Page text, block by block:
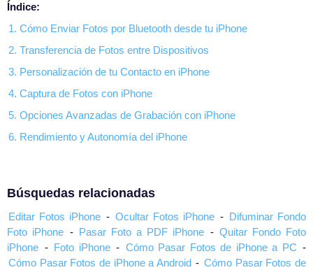
Índice:
1. Cómo Enviar Fotos por Bluetooth desde tu iPhone
2. Transferencia de Fotos entre Dispositivos
3. Personalización de tu Contacto en iPhone
4. Captura de Fotos con iPhone
5. Opciones Avanzadas de Grabación con iPhone
6. Rendimiento y Autonomía del iPhone
Búsquedas relacionadas
Editar Fotos iPhone - Ocultar Fotos iPhone - Difuminar Fondo
Foto iPhone - Pasar Foto a PDF iPhone - Quitar Fondo Foto
iPhone - Foto iPhone - Cómo Pasar Fotos de iPhone a PC -
Cómo Pasar Fotos de iPhone a Android - Cómo Pasar Fotos de